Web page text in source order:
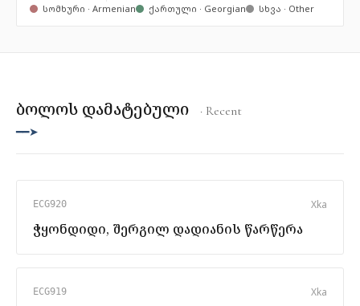
სომხური · Armenian
ქართული · Georgian სხვა · Other
ბოლოს დამატებული · Recent
━━➤
ECG920 Xka
ჭყონდიდი, შერგილ დადიანის წარწერა
ECG919 Xka